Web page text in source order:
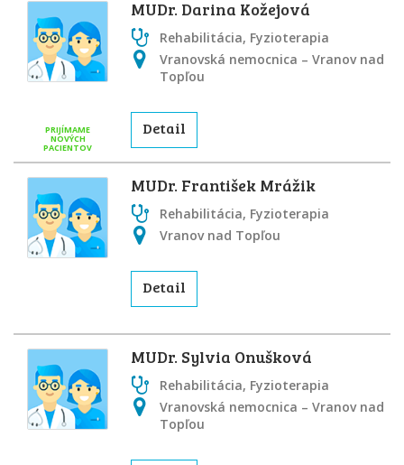
PRIJÍMAME
NOVÝCH
PACIENTOV
MUDr. Darina Kožejová
Rehabilitácia, Fyzioterapia
Vranovská nemocnica – Vranov nad
Topľou
Detail
MUDr. František Mrážik
Rehabilitácia, Fyzioterapia
Vranov nad Topľou
Detail
MUDr. Sylvia Onušková
Rehabilitácia, Fyzioterapia
Vranovská nemocnica – Vranov nad
Topľou